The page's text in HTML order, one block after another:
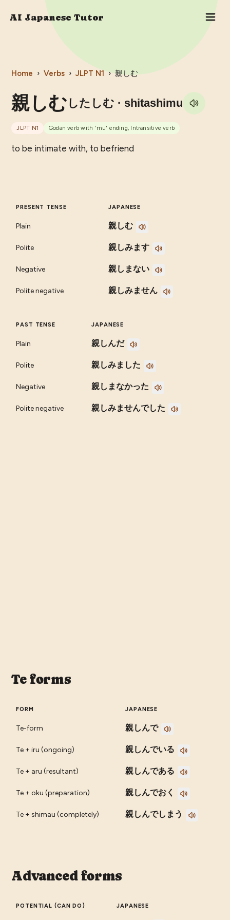
AI Japanese Tutor
Home › Verbs › JLPT N1 › 親しむ
親しむ したしむ · shitashimu
JLPT N1 Godan verb with 'mu' ending, Intransitive verb
to be intimate with, to befriend
PRESENT TENSE JAPANESE
Plain 親しむ
Polite 親しみます
Negative 親しまない
Polite negative 親しみません
PAST TENSE JAPANESE
Plain 親しんだ
Polite 親しみました
Negative 親しまなかった
Polite negative 親しみませんでした
Te forms
FORM JAPANESE
Te-form 親しんで
Te + iru (ongoing) 親しんでいる
Te + aru (resultant) 親しんである
Te + oku (preparation) 親しんでおく
Te + shimau (completely) 親しんでしまう
Advanced forms
POTENTIAL (CAN DO) JAPANESE